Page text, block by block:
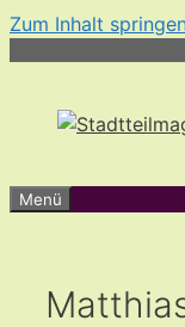
Zum Inhalt
Menü